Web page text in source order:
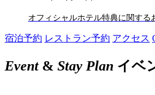
オフィシャルホテル特典に関する
宿泊予約 レストラン予約 アクセス
Event& Stay Plan イベ